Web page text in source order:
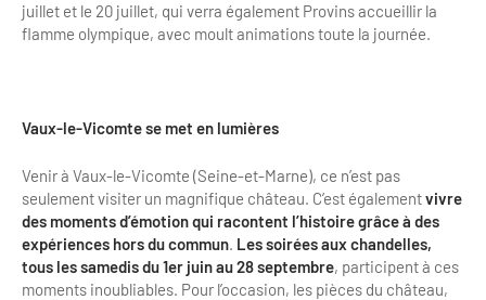
Nos publics en situation de handicap
L'organisation du label
S'investir dans le label
L'organisation des visites
Magazine Paris Region
Institutionnels du tourisme
Grands Evènements
juillet et le 20 juillet, qui verra également Provins accueillir la
flamme olympique, avec moult animations toute la journée.
Vaux-le-Vicomte se met en lumières
Venir à Vaux-le-Vicomte (Seine-et-Marne), ce n’est pas
seulement visiter un magnifique château. C’est égalementvivre
des moments d’émotion qui racontent l’histoire grâce à des
expériences hors du commun Les soirées aux chandelles,
tous les samedis du 1er juin au 28 septembre, participent à ces
moments inoubliables. Pour l’occasion, les pièces du château,